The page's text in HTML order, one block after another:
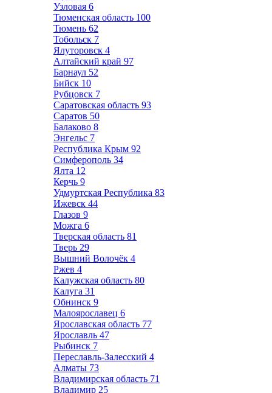
Узловая 6
Тюменская область 100
Тюмень 62
Тобольск 7
Ялуторовск 4
Алтайский край 97
Барнаул 52
Бийск 10
Рубцовск 7
Саратовская область 93
Саратов 50
Балаково 8
Энгельс 7
Республика Крым 92
Симферополь 34
Ялта 12
Керчь 9
Удмуртская Республика 83
Ижевск 44
Глазов 9
Можга 6
Тверская область 81
Тверь 29
Вышний Волочёк 4
Ржев 4
Калужская область 80
Калуга 31
Обнинск 9
Малоярославец 6
Ярославская область 77
Ярославль 47
Рыбинск 7
Переславль-Залесский 4
Алматы 73
Владимирская область 71
Владимир 25